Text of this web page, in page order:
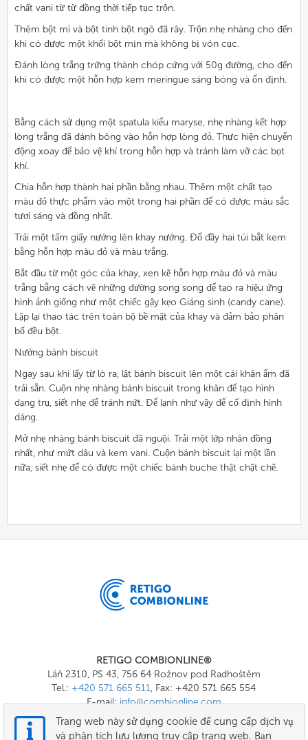
chất vani từ từ đồng thời tiếp tục trộn.
Thêm bột mì và bột tinh bột ngô đã rây. Trộn nhẹ nhàng cho đến
khi có được một khối bột mịn mà không bị vón cục.
Đánh lòng trắng trứng thành chóp cứng với 50g đường, cho đến
khi có được một hỗn hợp kem meringue sáng bóng và ổn định.
Bằng cách sử dụng một spatula kiểu maryse, nhẹ nhàng kết hợp
lòng trắng đã đánh bông vào hỗn hợp lòng đỏ. Thực hiện chuyển
động xoay để bảo vệ khí trong hỗn hợp và tránh làm vỡ các bọt
khí.
Chia hỗn hợp thành hai phần bằng nhau. Thêm một chất tạo
màu đỏ thực phẩm vào một trong hai phần để có được màu sắc
tươi sáng và đồng nhất.
Trải một tấm giấy nướng lên khay nướng. Đổ đầy hai túi bắt kem
bằng hỗn hợp màu đỏ và màu trắng.
Bắt đầu từ một góc của khay, xen kẽ hỗn hợp màu đỏ và màu
trắng bằng cách vẽ những đường song song để tạo ra hiệu ứng
hình ảnh giống như một chiếc gậy kẹo Giáng sinh (candy cane).
Lặp lại thao tác trên toàn bộ bề mặt của khay và đảm bảo phân
bố đều bột.
Nướng bánh biscuit
Ngay sau khi lấy từ lò ra, lật bánh biscuit lên một cái khăn ẩm đã
trải sẵn. Cuộn nhẹ nhàng bánh biscuit trong khăn để tạo hình
dạng trụ, siết nhẹ để tránh nứt. Để lạnh như vậy để cố định hình
dáng.
Mở nhẹ nhàng bánh biscuit đã nguội. Trải một lớp nhân đồng
nhất, như mứt dâu và kem vani. Cuộn bánh biscuit lại một lần
nữa, siết nhẹ để có được một chiếc bánh buche thật chặt chẽ.
RETIGO COMBIONLINE®
Láň 2310, PS 43, 756 64 Rožnov pod Radhoštěm
Tel.: +420 571 665 511, Fax: +420 571 665 554
E-mail:info@combionline.com
Trang web này sử dụng cookie để cung cấp dịch vụ
và phân tích lưu lượng truy cập trang web. Bạn